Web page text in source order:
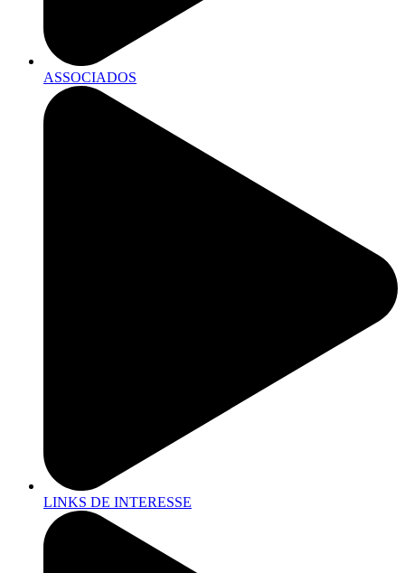
ASSOCIADOS
LINKS DE INTERESSE